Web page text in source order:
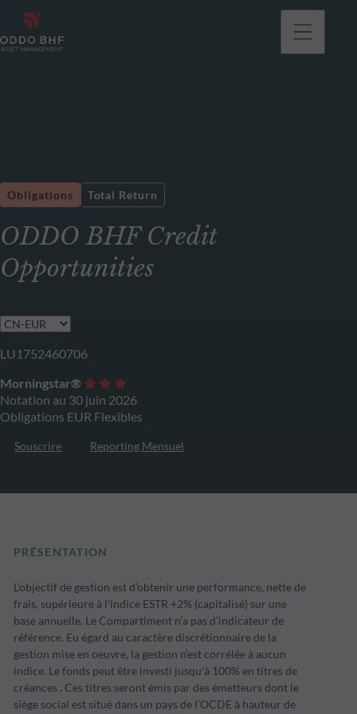
ODDO BHF Credit
Opportunities
Obligations Total Return
LU1752460706
Morningstar®
Notation au 30 juin 2026
Obligations EUR Flexibles
Souscrire Reporting Mensuel
PRÉSENTATION
L’objectif de gestion est d’obtenir une performance, nette de
frais, supérieure à l’indice ESTR +2% (capitalisé) sur une
base annuelle. Le Compartiment n’a pas d’indicateur de
référence. Eu égard au caractère discrétionnaire de la
gestion mise en oeuvre, la gestion n’est corrélée à aucun
indice. Le fonds peut être investi jusqu'à 100% en titres de
créances . Ces titres seront émis par des émetteurs dont le
siège social est situé dans un pays de l’OCDE à hauteur de